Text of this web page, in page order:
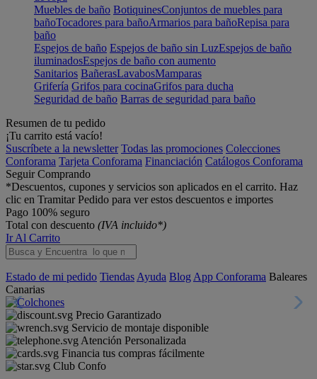
Muebles de baño BotiquinesConjuntos de muebles para
bañoTocadores para bañoArmarios para bañoRepisa para
baño
Espejos de baño Espejos de baño sin LuzEspejos de baño
iluminadosEspejos de baño con aumento
Sanitarios BañerasLavabosMamparas
Grifería Grifos para cocinaGrifos para ducha
Seguridad de baño Barras de seguridad para baño
Resumen de tu pedido
¡Tu carrito está vacío!
Suscríbete a la newsletter Todas las promociones Colecciones
Conforama Tarjeta Conforama Financiación Catálogos Conforama
Seguir Comprando
*Descuentos, cupones y servicios son aplicados en el carrito. Haz
clic en Tramitar Pedido para ver estos descuentos e importes
Pago 100% seguro
Total con descuento (IVA incluido*)
Ir Al Carrito
Estado de mi pedido Tiendas Ayuda Blog App Conforama Baleares
Canarias
Precio Garantizado
Servicio de montaje disponible
Atención Personalizada
Financia tus compras fácilmente
Club Confo